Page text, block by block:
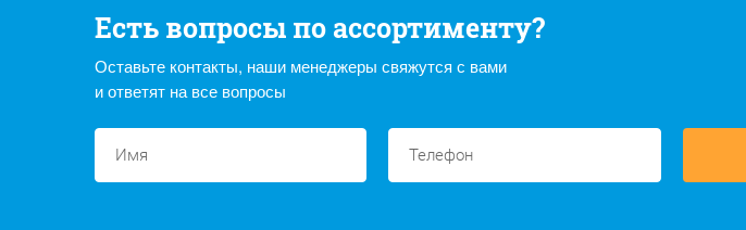
Есть вопросы по ассортименту?
Оставьте контакты, наши менеджеры свяжутся с вами
и ответят на все вопросы